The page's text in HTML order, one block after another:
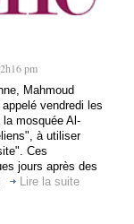
pm
Mahmoud
vendredi les
mosquée Al-
à utiliser
Ces
jours après des
Lire la suite